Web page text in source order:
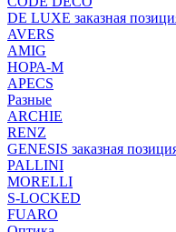
DE LUXE заказная
AVERS
AMIG
НОРА-М
APECS
Разные
ARCHIE
RENZ
GENESIS заказная
PALLINI
MORELLI
S-LOCKED
FUARO